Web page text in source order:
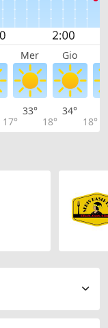
Mer Gio
17°
33°
18°
34°
18°